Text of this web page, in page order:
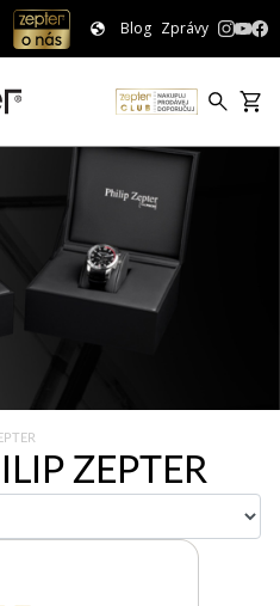
Blog Zprávy
ZEPTER